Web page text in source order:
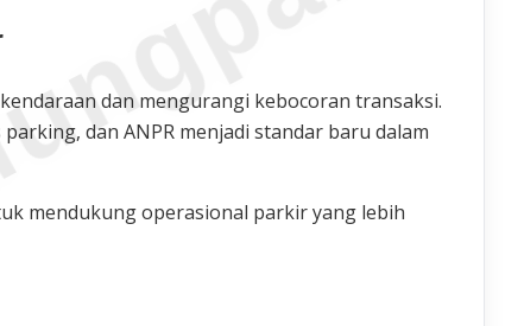
dan mengurangi kebocoran transaksi.
dan ANPR menjadi standar baru dalam
mendukung operasional parkir yang lebih